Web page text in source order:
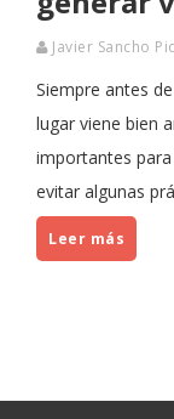
Javier Sancho
Siempre antes
lugar viene bien
importantes
evitar algunas
Leer más